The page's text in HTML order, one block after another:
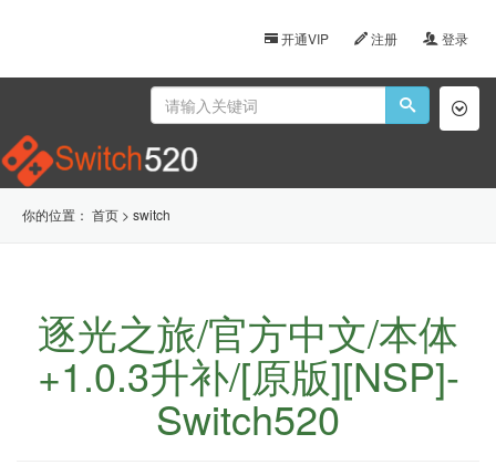
开通VIP 注册 登录
你的位置： 首页 > switch
逐光之旅/官方中文/本体
+1.0.3升补/[原版][NSP]-
Switch520